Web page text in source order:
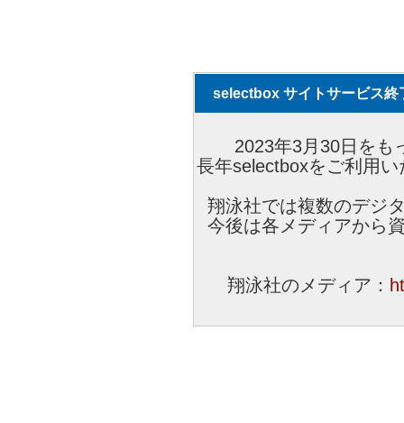
selectbox サイトサービス終
2023年3月30日をも
長年selectboxをご利用
翔泳社では複数のデジ
今後は各メディアから
翔泳社のメディア：